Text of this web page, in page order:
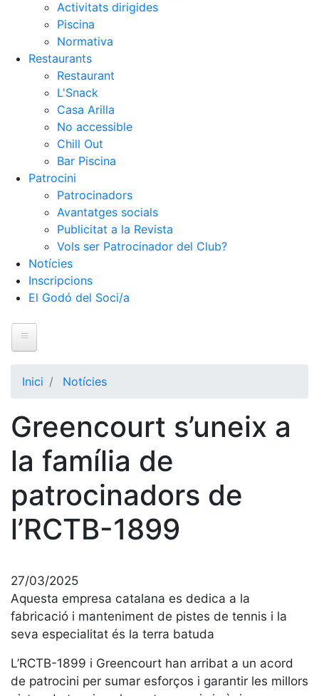
Activitats dirigides
Piscina
Normativa
Restaurants
Restaurant
L'Snack
Casa Arilla
No accessible
Chill Out
Bar Piscina
Patrocini
Patrocinadors
Avantatges socials
Publicitat a la Revista
Vols ser Patrocinador del Club?
Notícies
Inscripcions
El Godó del Soci/a
Història
La nostra
història
Cronologia
Presidents
Organització
directiva
Comissions
i comités
Estructura
Fundació
Inici Notícies
Greencourt s’uneix a
la família de
patrocinadors de
l’RCTB-1899
27/03/2025
Aquesta empresa catalana es dedica a la
fabricació i manteniment de pistes de tennis i la
seva especialitat és la terra batuda
L’RCTB-1899 i Greencourt han arribat a un acord
de patrocini per sumar esforços i garantir les millors